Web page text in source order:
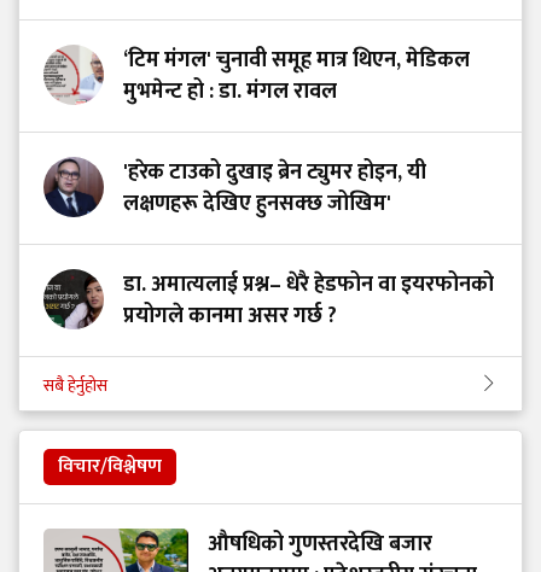
‘टिम मंगल' चुनावी समूह मात्र थिएन, मेडिकल
मुभमेन्ट हो : डा. मंगल रावल
'हरेक टाउको दुखाइ ब्रेन ट्युमर होइन, यी
लक्षणहरू देखिए हुनसक्छ जोखिम'
डा. अमात्यलाई प्रश्न– धेरै हेडफोन वा इयरफोनको
प्रयोगले कानमा असर गर्छ ?
सबै हेर्नुहोस
विचार/विश्लेषण
औषधिको गुणस्तरदेखि बजार